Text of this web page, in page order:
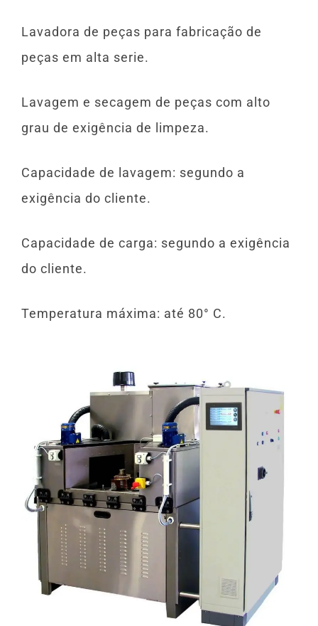
Lavadora de peças para fabricação de
peças em alta serie.
Lavagem e secagem de peças com alto
grau de exigência de limpeza.
Capacidade de lavagem: segundo a
exigência do cliente.
Capacidade de carga: segundo a exigência
do cliente.
Temperatura máxima: até 80° C.